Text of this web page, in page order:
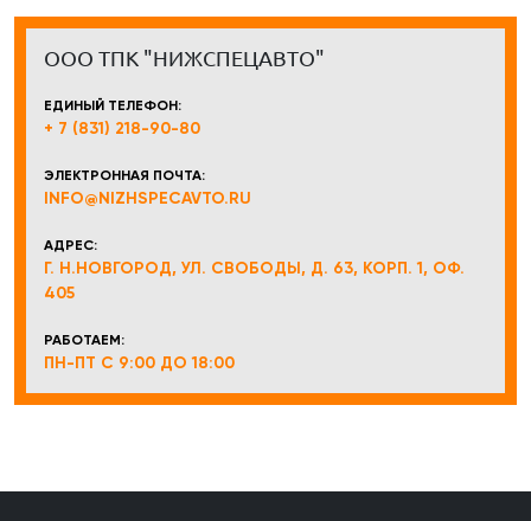
ООО ТПК "НИЖСПЕЦАВТО"
ЕДИНЫЙ ТЕЛЕФОН:
+ 7 (831) 218-90-80
ЭЛЕКТРОННАЯ ПОЧТА:
INFO@NIZHSPECAVTO.RU
АДРЕС:
Г. Н.НОВГОРОД, УЛ. СВОБОДЫ, Д. 63, КОРП. 1, ОФ.
405
РАБОТАЕМ:
ПН-ПТ С 9:00 ДО 18:00